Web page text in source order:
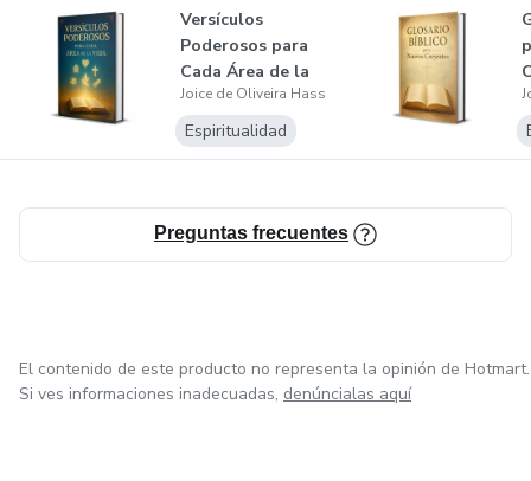
Versículos
Poderosos para
Cada Área de la
Vida
Joice de Oliveira Hass
Espiritualidad
Preguntas frecuentes
El contenido de este producto no representa la opinión de Hotmart.
Si ves informaciones inadecuadas, denúncialas aquí